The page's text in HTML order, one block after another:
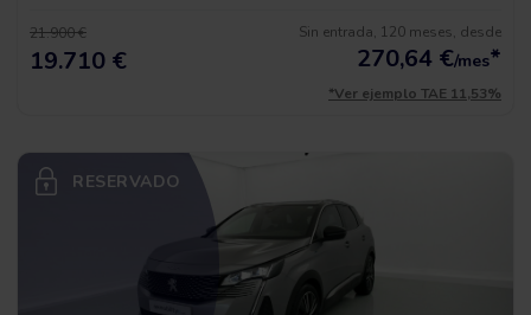
21.900 €
19.710 €
Sin entrada, 120 meses, desde
270,64 €/mes*
*Ver ejemplo TAE 11,53%
RESERVADO